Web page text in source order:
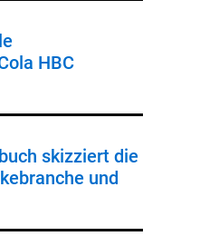
HBC
skizziert die
und